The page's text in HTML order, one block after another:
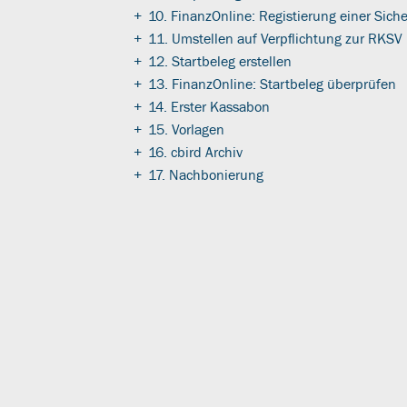
+ 10. FinanzOnline: Registierung einer
+ 11. Umstellen auf Verpflichtung zur RKSV
+ 12. Startbeleg erstellen
+ 13. FinanzOnline: Startbeleg überprüfen
+ 14. Erster Kassabon
+ 15. Vorlagen
+ 16. cbird Archiv
+ 17. Nachbonierung